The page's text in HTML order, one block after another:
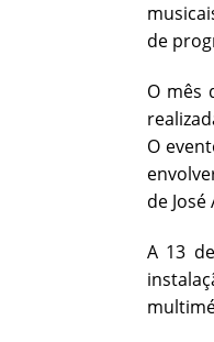
de
O mês
O
de
A 13